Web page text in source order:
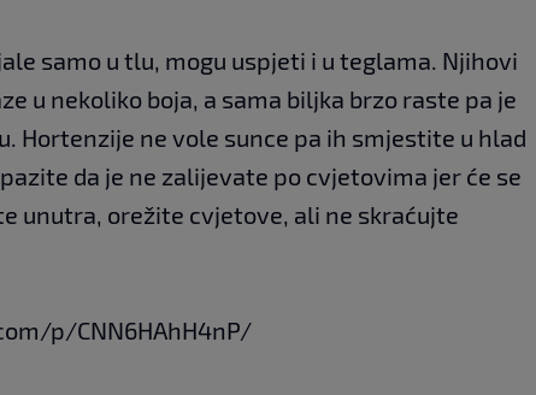
samo u tlu, mogu uspjeti i u teglama. Njihovi
u nekoliko boja, a sama biljka brzo raste pa je
Hortenzije ne vole sunce pa ih smjestite u hlad
da je ne zalijevate po cvjetovima jer će se
unutra, orežite cvjetove, ali ne skraćujte
p/CNN6HAhH4nP/